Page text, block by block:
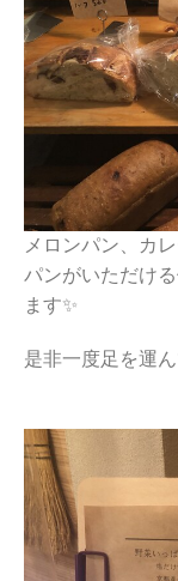
メロンパン、カ
パンがいただけ
ます✨
是非一度足を運